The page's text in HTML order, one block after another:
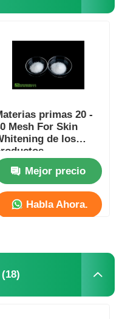
primas 20 -
Mesh For Skin
de los
de MSM
Mejor precio
Habla Ahora.
(18)